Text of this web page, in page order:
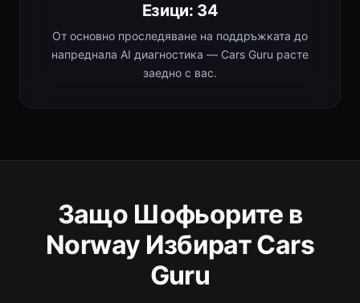
Езици: 34
От основно проследяване на поддръжката до
напреднала AI диагностика — Cars Guru расте
заедно с вас.
Защо Шофьорите в
Norway Избират Cars
Guru